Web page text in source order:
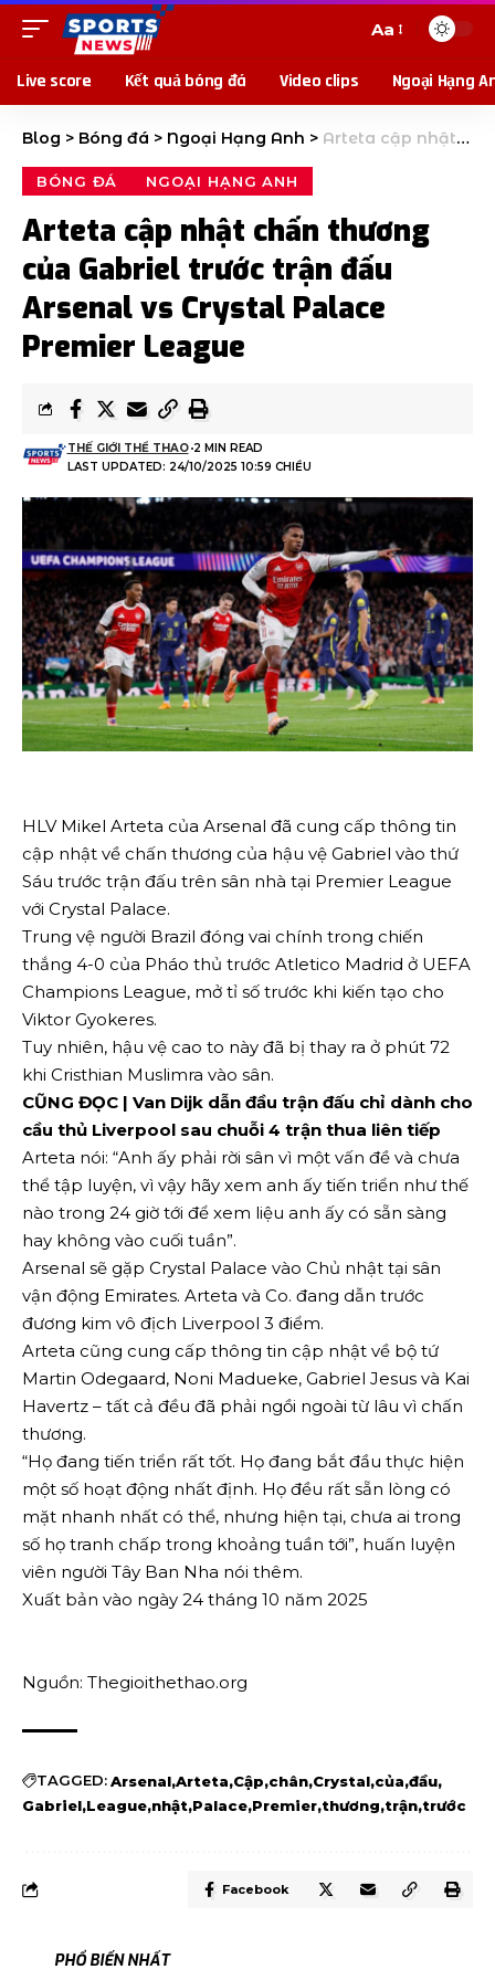
Aa
Live score Kết quả bóng đá Video clips Ngoại Hạng
Blog > Bóng đá > Ngoại Hạng Anh > Arteta cập nhật chấn thương của Gabriel trước trận đấu Arsenal vs Crystal Palace Premier League
BÓNG ĐÁ NGOẠI HẠNG ANH
Arteta cập nhật chấn thương
của Gabriel trước trận đấu
Arsenal vs Crystal Palace
Premier League
LAST UPDATED: 24/10/2025 10:59 CHIỀU
THẾ GIỚI THỂ THAO 2 MIN READ
HLV Mikel Arteta của Arsenal đã cung cấp thông tin
cập nhật về chấn thương của hậu vệ Gabriel vào thứ
Sáu trước trận đấu trên sân nhà tại Premier League
với Crystal Palace.
Trung vệ người Brazil đóng vai chính trong chiến
thắng 4-0 của Pháo thủ trước Atletico Madrid ở UEFA
Champions League, mở tỉ số trước khi kiến ​​tạo cho
Viktor Gyokeres.
Tuy nhiên, hậu vệ cao to này đã bị thay ra ở phút 72
khi Cristhian Muslimra vào sân.
CŨNG ĐỌC | Van Dijk dẫn đầu trận đấu chỉ dành cho
cầu thủ Liverpool sau chuỗi 4 trận thua liên tiếp
Arteta nói: “Anh ấy phải rời sân vì một vấn đề và chưa
thể tập luyện, vì vậy hãy xem anh ấy tiến triển như thế
nào trong 24 giờ tới để xem liệu anh ấy có sẵn sàng
hay không vào cuối tuần”.
Arsenal sẽ gặp Crystal Palace vào Chủ nhật tại sân
vận động Emirates. Arteta và Co. đang dẫn trước
đương kim vô địch Liverpool 3 điểm.
Arteta cũng cung cấp thông tin cập nhật về bộ tứ
Martin Odegaard, Noni Madueke, Gabriel Jesus và Kai
Havertz – tất cả đều đã phải ngồi ngoài từ lâu vì chấn
thương.
“Họ đang tiến triển rất tốt. Họ đang bắt đầu thực hiện
một số hoạt động nhất định. Họ đều rất sẵn lòng có
mặt nhanh nhất có thể, nhưng hiện tại, chưa ai trong
số họ tranh chấp trong khoảng tuần tới”, huấn luyện
viên người Tây Ban Nha nói thêm.
Xuất bản vào ngày 24 tháng 10 năm 2025
Nguồn: Thegioithethao.org
TAGGED:Arsenal Arteta Cập chân Crystal của đầu
Gabriel League nhật Palace Premier thương trận trước
Facebook
PHỔ BIẾN NHẤT